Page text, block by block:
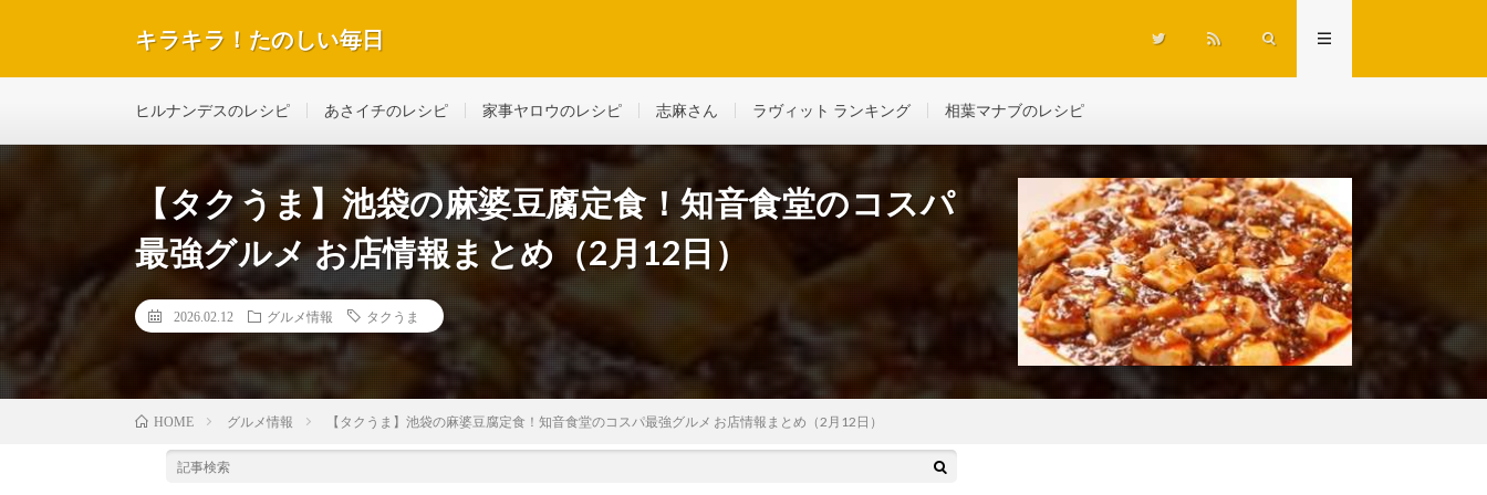
キラキラ！たのしい毎日
ヒルナンデスのレシピ あさイチのレシピ 家事ヤロウのレシピ 志麻さん ラヴィット ランキング 相葉マナブのレシピ
【タクうま】池袋の麻婆豆腐定食！知音食堂のコスパ
最強グルメ お店情報まとめ（2月12日）
2026.02.12 グルメ情報 タクうま
HOME グルメ情報 【タクうま】池袋の麻婆豆腐定食！知音食堂のコスパ最強グルメ お店情報まとめ（2月12日）